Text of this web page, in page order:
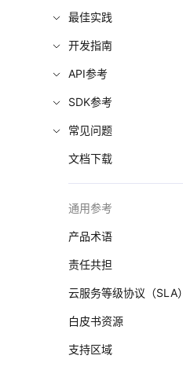
最佳实践
开发指南
API参考
SDK参考
常见问题
文档下载
通用参考
产品术语
责任共担
云服务等级协议（SLA）
白皮书资源
支持区域